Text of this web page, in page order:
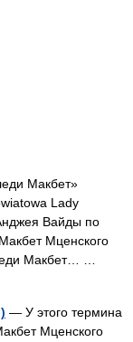
Макбет»
Lady
Вайды по
Мценского
Макбет… …
— У этого термина
Мценского